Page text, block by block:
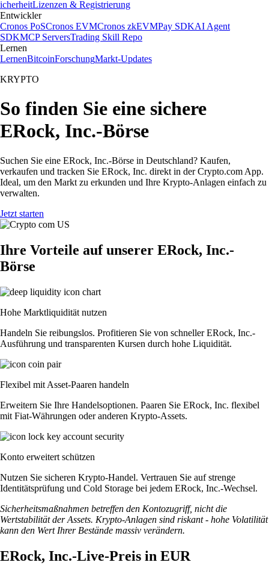
icherheitLizenzen & Registrierung
Entwickler
Cronos PoSCronos EVMCronos zkEVMPay SDKAI Agent
SDKMCP ServersTrading Skill Repo
Lernen
LernenBitcoinForschungMarkt-Updates
KRYPTO
So finden Sie eine sichere
ERock, Inc.-Börse
Suchen Sie eine ERock, Inc.-Börse in Deutschland? Kaufen,
verkaufen und tracken Sie ERock, Inc. direkt in der Crypto.com App.
Ideal, um den Markt zu erkunden und Ihre Krypto-Anlagen einfach zu
verwalten.
Jetzt starten
Ihre Vorteile auf unserer ERock, Inc.-
Börse
Hohe Marktliquidität nutzen
Handeln Sie reibungslos. Profitieren Sie von schneller ERock, Inc.-
Ausführung und transparenten Kursen durch hohe Liquidität.
Flexibel mit Asset-Paaren handeln
Erweitern Sie Ihre Handelsoptionen. Paaren Sie ERock, Inc. flexibel
mit Fiat-Währungen oder anderen Krypto-Assets.
Konto erweitert schützen
Nutzen Sie sicheren Krypto-Handel. Vertrauen Sie auf strenge
Identitätsprüfung und Cold Storage bei jedem ERock, Inc.-Wechsel.
Sicherheitsmaßnahmen betreffen den Kontozugriff, nicht die
Wertstabilität der Assets. Krypto-Anlagen sind riskant - hohe Volatilität
kann den Wert Ihrer Bestände massiv verändern.
ERock, Inc.-Live-Preis in EUR